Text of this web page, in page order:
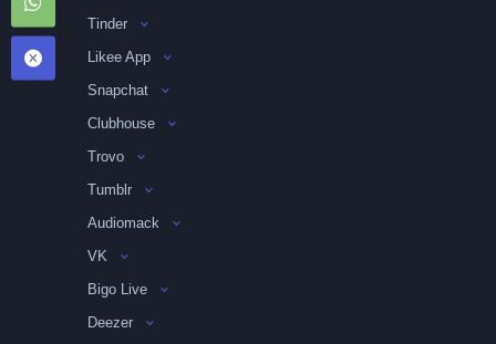
Tinder
Likee App
Snapchat
Clubhouse
Trovo
Tumblr
Audiomack
VK
Bigo Live
Deezer